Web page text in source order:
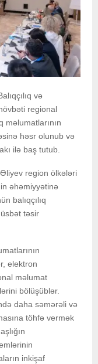
və
regional
məlumatlarının
həsr olunub və
ilə baş tutub.
region ölkələri
əhəmiyyətinə
balıqçılıq
təsir
elektron
məlumat
bölüşüblər.
daha səmərəli və
töhfə vermək
inkişaf